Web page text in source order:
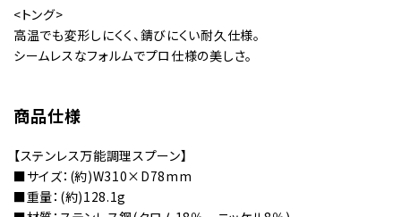
<トング>
高温でも変形しにくく、錆びにくい耐久仕様。
シームレスなフォルムでプロ仕様の美しさ。
商品仕様
【ステンレス万能調理スプーン】
■サイズ：(約)W310×D78mm
■重量：(約)128.1g